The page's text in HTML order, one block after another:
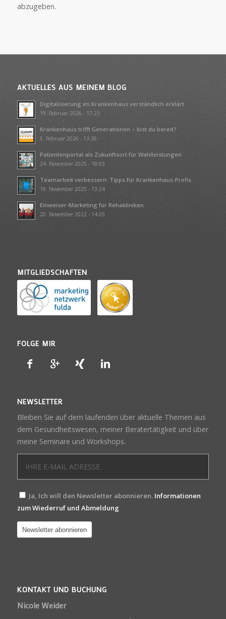
abzugeben.
AKTUELLES AUS MEINEM BLOG
Digitalisierung im Krankenhaus verständlich erklärt
19. Februar 2026 - 17:23
Krankenhaus trifft Generationen – bist du bereit?
5. Februar 2026 - 13:26
Patientenportal als Zukunftsort für Wahlleistungen
24. November 2025 - 18:03
Teamarbeit verbessern: Tipps für Krankenhaus-Profis
19. November 2025 - 13:24
Einweiser-Marketing für Rehakliniken
20. November 2022 - 14:05
MITGLIEDSCHAFTEN
FOLGE MIR
NEWSLETTER
Bleiben Sie auf dem laufenden über aktuelle Themen aus
dem Gesundheitswesen, meiner Beratertätigkeit und über
meine Seminare und Workshops.
Ja, Ich will den Newsletter abonnieren. Informationen
zum Wiederruf und Abmeldung
KONTAKT UND BUCHUNG
Nicole Weider